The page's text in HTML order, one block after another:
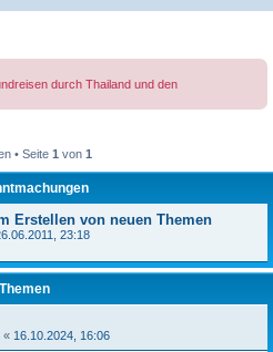
durch Thailand und den
• Seite 1 von 1
Erstellen von neuen Themen
23:18
Themen
« 16.10.2024, 16:06